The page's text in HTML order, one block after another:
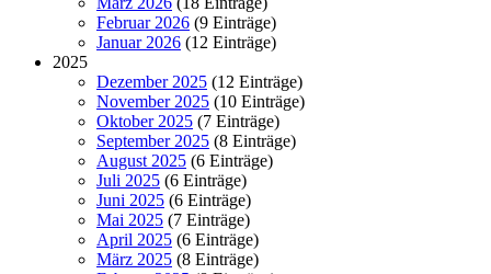
Februar 2026 (9 Einträge)
Januar 2026 (12 Einträge)
2025
Dezember 2025 (12 Einträge)
November 2025 (10 Einträge)
Oktober 2025 (7 Einträge)
September 2025 (8 Einträge)
August 2025 (6 Einträge)
Juli 2025 (6 Einträge)
Juni 2025 (6 Einträge)
Mai 2025 (7 Einträge)
April 2025 (6 Einträge)
März 2025 (8 Einträge)